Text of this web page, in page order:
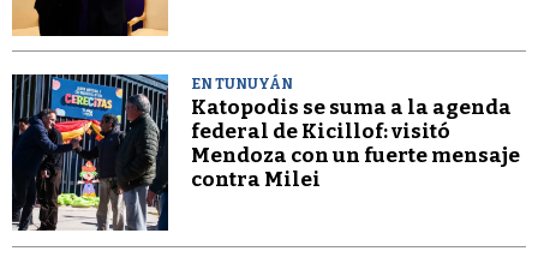
EN TUNUYÁN
Katopodis se suma a la agenda
federal de Kicillof: visitó
Mendoza con un fuerte mensaje
contra Milei